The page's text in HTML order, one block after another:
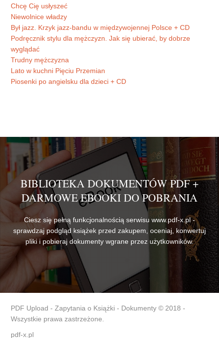
Chcę Cię usłyszeć
Niewolnice władzy
Był jazz. Krzyk jazz-bandu w międzywojennej Polsce + CD
Podręcznik stylu dla mężczyzn. Jak się ubierać, by dobrze
wyglądać
Trudny mężczyzna
Lato w kuchni Pięciu Przemian
Piosenki po angielsku dla dzieci + CD
BIBLIOTEKA DOKUMENTÓW PDF +
DARMOWE EBOOKI DO POBRANIA
Ciesz się pełną funkcjonalnością serwisu www.pdf-x.pl -
sprawdzaj podgląd książek przed zakupem, oceniaj, konwertuj
pliki i pobieraj dokumenty wgrane przez użytkowników.
PDF Upload - Zapytania o Książki - Dokumenty © 2018 -
Wszystkie prawa zastrzeżone.
pdf-x.pl